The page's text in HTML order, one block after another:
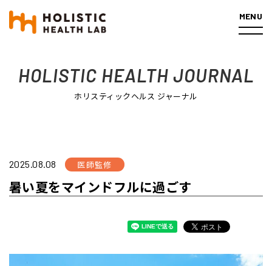
MENU
ホーム 医師監修 暑い夏をマインドフルに過ごす
HOLISTIC HEALTH JOURNAL
ホリスティックヘルス ジャーナル
2025.08.08 医師監修
暑い夏をマインドフルに過ごす